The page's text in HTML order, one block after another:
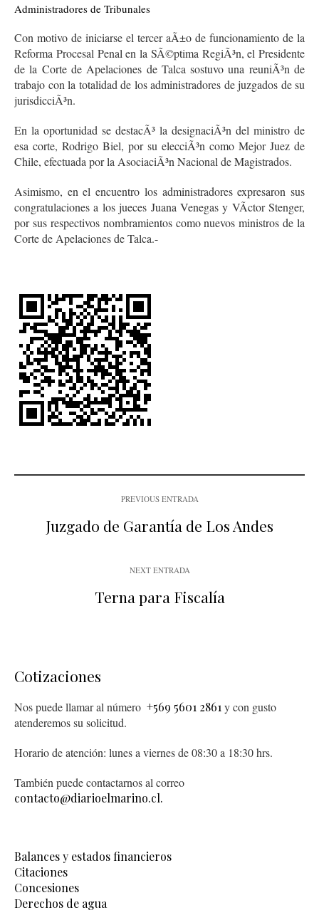
Administradores de Tribunales
Con motivo de iniciarse el tercer aÃ±o de funcionamiento de la
Reforma Procesal Penal en la SÃ©ptima RegiÃ³n, el Presidente
de la Corte de Apelaciones de Talca sostuvo una reuniÃ³n de
trabajo con la totalidad de los administradores de juzgados de su
jurisdicciÃ³n.
En la oportunidad se destacÃ³ la designaciÃ³n del ministro de
esa corte, Rodrigo Biel, por su elecciÃ³n como Mejor Juez de
Chile, efectuada por la AsociaciÃ³n Nacional de Magistrados.
Asimismo, en el encuentro los administradores expresaron sus
congratulaciones a los jueces Juana Venegas y VÃ­ctor Stenger,
por sus respectivos nombramientos como nuevos ministros de la
Corte de Apelaciones de Talca.-
PREVIOUS ENTRADA
Juzgado de Garantía de Los Andes
NEXT ENTRADA
Terna para Fiscalía
Cotizaciones
Nos puede llamar al número +569 5601 2861 y con gusto
atenderemos su solicitud.
Horario de atención: lunes a viernes de 08:30 a 18:30 hrs.
También puede contactarnos al correo
contacto@diarioelmarino.cl.
Balances y estados financieros
Citaciones
Concesiones
Derechos de agua